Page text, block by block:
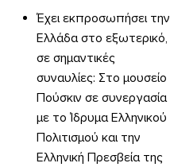
Έχει εκπροσωπήσει την
Ελλάδα στο εξωτερικό,
σε σημαντικές
συναυλίες: Στο μουσείο
Πούσκιν σε συνεργασία
με το Ίδρυμα Ελληνικού
Πολιτισμού και την
Ελληνική Πρεσβεία της